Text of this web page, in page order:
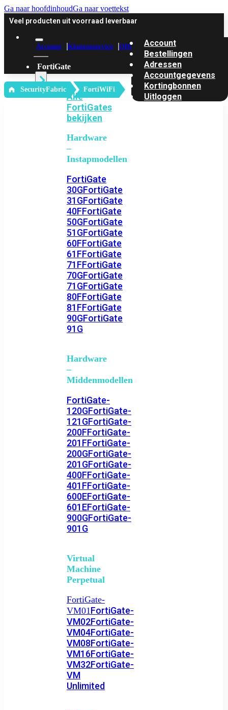
Ga naar hoofdinhoudGa naar voettekst
Veel producten uit voorraad leverbaar
Account Klantenservice Offerte
FortiGate
Alle
FortiGates
bekijken
Hardware
–
Instapmodellen
FortiGate
30GFortiGate
31GFortiGate
40FFortiGate
50GFortiGate
51GFortiGate
60FFortiGate
61FFortiGate
71FFortiGate
70GFortiGate
71GFortiGate
80FFortiGate
81FFortiGate
90GFortiGate
91G
Hardware
–
Middenmodellen
FortiGate-
120GFortiGate-
121GFortiGate-
200FFortiGate-
201FFortiGate-
200GFortiGate-
201GFortiGate-
400FFortiGate-
401FFortiGate-
600EFortiGate-
601EFortiGate-
900GFortiGate-
901G
Virtual
Machine
Perpetual
FortiGate-
VM01FortiGate-
VM02FortiGate-
VM04FortiGate-
VM08FortiGate-
VM16FortiGate-
VM32FortiGate-
VM
Unlimited
Account
Bestellingen
Adressen
Accountgegevens
Kortingbonnen
Uitloggen
‎ SecurityFabric FortiWiFi